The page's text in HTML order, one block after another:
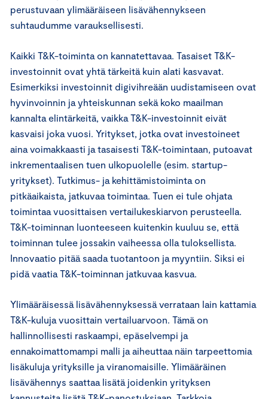
perustuvaan ylimääräiseen lisävähennykseen
suhtaudumme varauksellisesti.
Kaikki T&K-toiminta on kannatettavaa. Tasaiset T&K-
investoinnit ovat yhtä tärkeitä kuin alati kasvavat.
Esimerkiksi investoinnit digivihreään uudistamiseen ovat
hyvinvoinnin ja yhteiskunnan sekä koko maailman
kannalta elintärkeitä, vaikka T&K-investoinnit eivät
kasvaisi joka vuosi. Yritykset, jotka ovat investoineet
aina voimakkaasti ja tasaisesti T&K-toimintaan, putoavat
inkrementaalisen tuen ulkopuolelle (esim. startup-
yritykset). Tutkimus- ja kehittämistoiminta on
pitkäaikaista, jatkuvaa toimintaa. Tuen ei tule ohjata
toimintaa vuosittaisen vertailukeskiarvon perusteella.
T&K-toiminnan luonteeseen kuitenkin kuuluu se, että
toiminnan tulee jossakin vaiheessa olla tuloksellista.
Innovaatio pitää saada tuotantoon ja myyntiin. Siksi ei
pidä vaatia T&K-toiminnan jatkuvaa kasvua.
Ylimääräisessä lisävähennyksessä verrataan lain kattamia
T&K-kuluja vuosittain vertailuarvoon. Tämä on
hallinnollisesti raskaampi, epäselvempi ja
ennakoimattomampi malli ja aiheuttaa näin tarpeettomia
lisäkuluja yrityksille ja viranomaisille. Ylimääräinen
lisävähennys saattaa lisätä joidenkin yrityksen